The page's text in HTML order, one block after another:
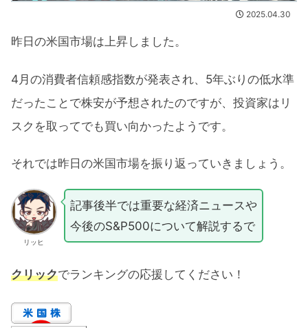
2025.04.30
昨日の米国市場は上昇しました。
4月の消費者信頼感指数が発表され、5年ぶりの低水準
だったことで株安が予想されたのですが、投資家はリ
スクを取ってでも買い向かったようです。
それでは昨日の米国市場を振り返っていきましょう。
リッヒ
記事後半では重要な経済ニュースや
今後のS&P500について解説するで
クリックでランキングの応援してください！